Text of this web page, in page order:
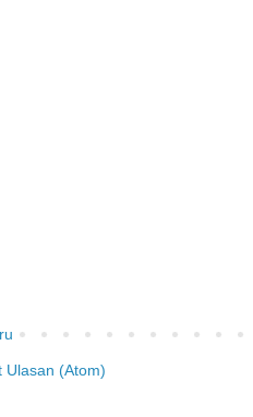
Ulasan (Atom)